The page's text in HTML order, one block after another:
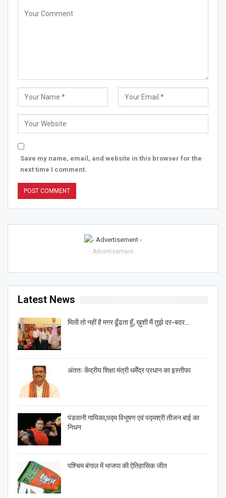
Save my name, email, and website in this browser for the
next time I comment.
- Advertisement -
Latest News
मिली तो नहीं है मगर ढूँढता हूँ, ख़ुशी मैं तुझे दर-बदर…
अंततः केंद्रीय शिक्षा मंत्री धर्मेंद्र प्रधान का इस्तीफा
पंडवानी गायिका,पद्म विभूषण एवं पद्मश्री तीजन बाई का
निधन
पश्चिम बंगाल में भाजपा की ऐतिहासिक जीत